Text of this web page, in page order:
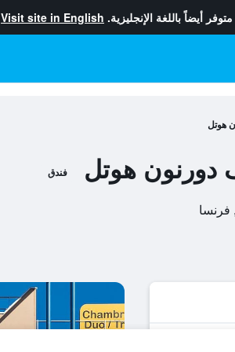
متوفر أيضاً باللغة الإنجليزية. Visit site in English
فندق